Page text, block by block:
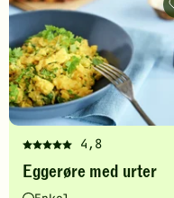
4,8
Denne
oppskriften
har
Eggerøre med urter